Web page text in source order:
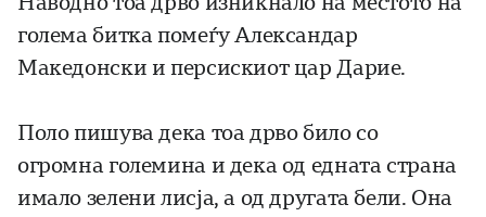
голема битка помеѓу Александар
Македонски и персискиот цар Дарие.
Поло пишува дека тоа дрво било со
огромна големина и дека од едната страна
имало зелени лисја, а од другата бели. Она